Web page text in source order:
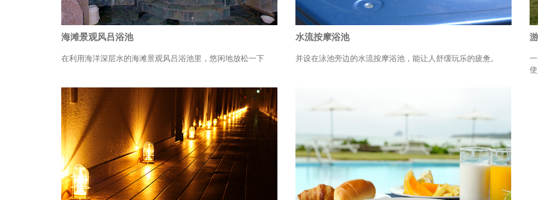
海滩景观风吕浴池
在利用海洋深层水的海滩景观风吕浴池里，悠闲地放松一下
水流按摩浴池
并设在泳池旁边的水流按摩浴池，能让人舒缓玩乐的疲惫。